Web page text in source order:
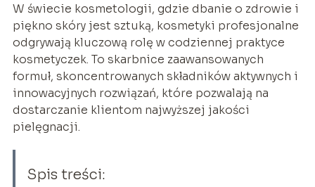
W świecie kosmetologii, gdzie dbanie o zdrowie i
piękno skóry jest sztuką, kosmetyki profesjonalne
odgrywają kluczową rolę w codziennej praktyce
kosmetyczek. To skarbnice zaawansowanych
formuł, skoncentrowanych składników aktywnych i
innowacyjnych rozwiązań, które pozwalają na
dostarczanie klientom najwyższej jakości
pielęgnacji.
Spis treści: